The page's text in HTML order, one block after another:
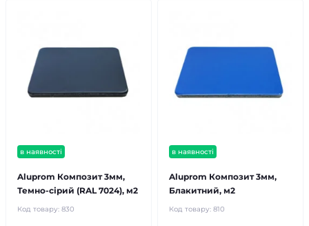
в наявності
Aluprom Композит 3мм,
Темно-сірий (RAL 7024), м2
Код товару: 830
в наявності
Aluprom Композит 3мм,
Блакитний, м2
Код товару: 810